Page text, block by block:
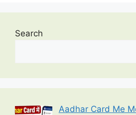
Search
Aadhar Card Me